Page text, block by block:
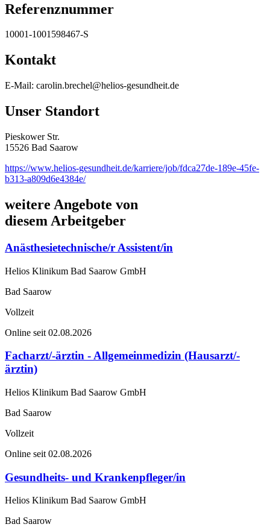
Referenznummer
10001-1001598467-S
Kontakt
E-Mail: carolin.brechel@helios-gesundheit.de
Unser Standort
Pieskower Str.
15526 Bad Saarow
https://www.helios-gesundheit.de/karriere/job/fdca27de-189e-45fe-
b313-a809d6e4384e/
weitere Angebote von
diesem Arbeitgeber
Anästhesietechnische/r Assistent/in
Helios Klinikum Bad Saarow GmbH
Bad Saarow
Vollzeit
Online seit 02.08.2026
Facharzt/-ärztin - Allgemeinmedizin (Hausarzt/-
ärztin)
Helios Klinikum Bad Saarow GmbH
Bad Saarow
Vollzeit
Online seit 02.08.2026
Gesundheits- und Krankenpfleger/in
Helios Klinikum Bad Saarow GmbH
Bad Saarow